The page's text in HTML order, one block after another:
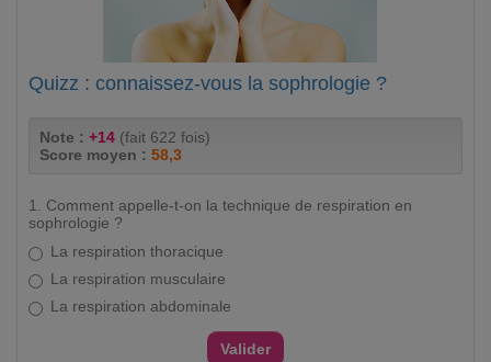
Quizz : connaissez-vous la sophrologie ?
Note : +14 (fait 622 fois)
Score moyen : 58,3
1. Comment appelle-t-on la technique de respiration en
sophrologie ?
La respiration thoracique
La respiration musculaire
La respiration abdominale